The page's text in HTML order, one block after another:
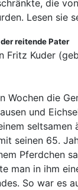
die
Lesen sie
reitende Pater
Fritz Kuder
Wochen die
und
seltsamen
seinen 65.
Pferdchen
man in ihm
So war es